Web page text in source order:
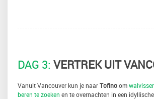
DAG 3: VERTREK UIT
Vanuit Vancouver kun je naarTofinoom
beren te zoeken en te overnachten in een